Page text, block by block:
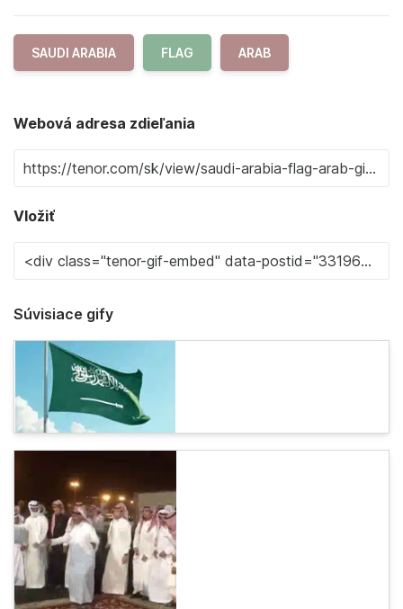
SAUDI ARABIA FLAG ARAB
Webová adresa zdieľania
Vložiť
Súvisiace gify